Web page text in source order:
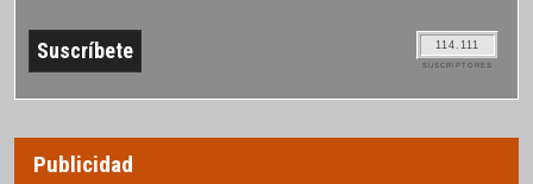
114.111
SUSCRIPTORES
Publicidad